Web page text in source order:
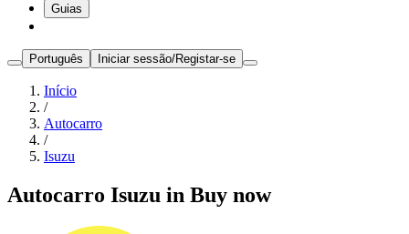
Guias
Português Iniciar sessão/Registar-se
Início
/
Autocarro
/
Isuzu
Autocarro Isuzu in Buy now